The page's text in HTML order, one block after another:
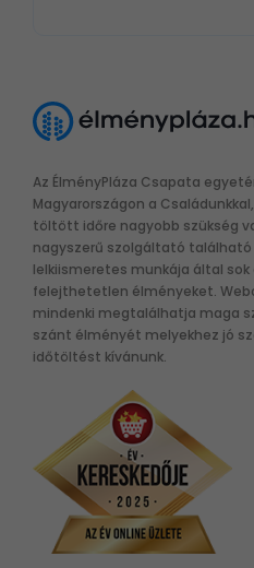
Az ÉlményPláza Csapata
Magyarországon a
töltött időre nagyobb szükség
nagyszerű szolgáltató található
lelkiismeretes munkája által
felejthetetlen élményeket.
mindenki megtalálhatja maga
szánt élményét melyekhez jó
időtöltést kívánunk.